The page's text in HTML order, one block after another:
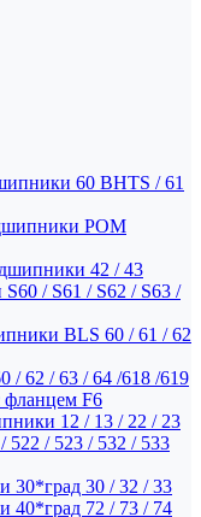
60 BHTS / 61
POM
42 / 43
/ S61 / S62 / S63 /
BLS 60 / 61 / 62
62 / 63 / 64 /618 /619
F6
12 / 13 / 22 / 23
/ 523 / 532 / 533
30*град 30 / 32 / 33
40*град 72 / 73 / 74